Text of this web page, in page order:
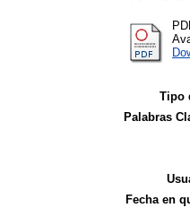
Tipo
Palabras
Fecha en